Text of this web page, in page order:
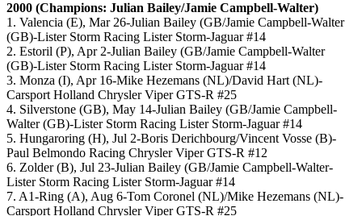
2000 (Champions: Julian Bailey/Jamie Campbell-Walter)
1. Valencia (E), Mar 26-Julian Bailey (GB/Jamie Campbell-Walter
(GB)-Lister Storm Racing Lister Storm-Jaguar #14
2. Estoril (P), Apr 2-Julian Bailey (GB/Jamie Campbell-Walter
(GB)-Lister Storm Racing Lister Storm-Jaguar #14
3. Monza (I), Apr 16-Mike Hezemans (NL)/David Hart (NL)-
Carsport Holland Chrysler Viper GTS-R #25
4. Silverstone (GB), May 14-Julian Bailey (GB/Jamie Campbell-
Walter (GB)-Lister Storm Racing Lister Storm-Jaguar #14
5. Hungaroring (H), Jul 2-Boris Derichbourg/Vincent Vosse (B)-
Paul Belmondo Racing Chrysler Viper GTS-R #12
6. Zolder (B), Jul 23-Julian Bailey (GB/Jamie Campbell-Walter-
Lister Storm Racing Lister Storm-Jaguar #14
7. A1-Ring (A), Aug 6-Tom Coronel (NL)/Mike Hezemans (NL)-
Carsport Holland Chrysler Viper GTS-R #25